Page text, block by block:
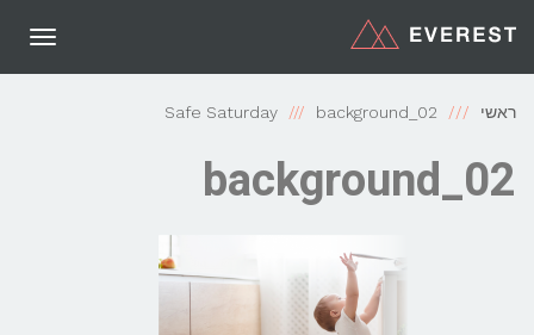
ראשי Safe Saturday background_02
background_02